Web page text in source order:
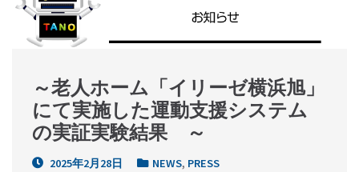
～老人ホーム「イリーゼ横浜旭」
にて実施した運動支援システム
の実証実験結果　～
2025年2月28日 NEWS, PRESS